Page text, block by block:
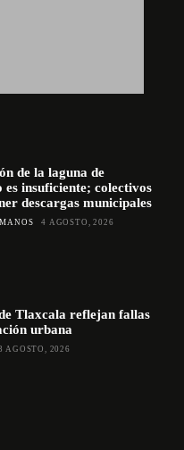
de la laguna de
es insuficiente; colectivos
descargas municipales
4 AGOSTO, 2026
Tlaxcala reflejan fallas
urbana
AGOSTO, 2026